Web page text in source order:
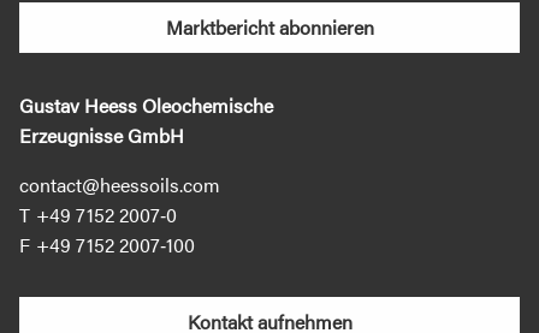
Marktbericht abonnieren
Gustav Heess Oleochemische
Erzeugnisse GmbH
contact@heessoils.com
+49 7152 2007‐0
+49 7152 2007‐100
Kontakt aufnehmen